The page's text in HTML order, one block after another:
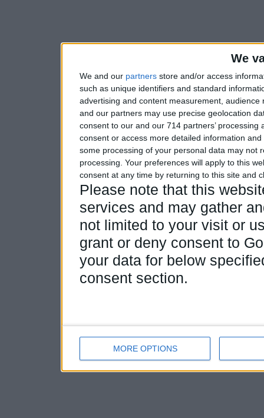
We
We and our partners store and/or access
such as unique identifiers and standard
advertising and content measurement,
and our partners may use precise geolocation
consent to our and our 714 partners’
consent or access more detailed information
some processing of your personal data may not
processing. Your preferences will apply to this
consent at any time by returning to this site and
Please note that this
services and may gather
not limited to your visit or
grant or deny consent to
your data for below
consent section.
MORE OPTIONS